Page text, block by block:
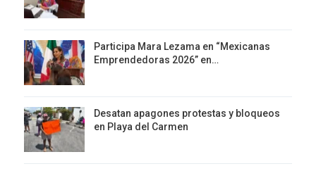
Participa Mara Lezama en “Mexicanas
Emprendedoras 2026” en…
Desatan apagones protestas y bloqueos
en Playa del Carmen